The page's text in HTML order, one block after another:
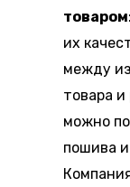
товаром
их
между
товара
можно
пошива